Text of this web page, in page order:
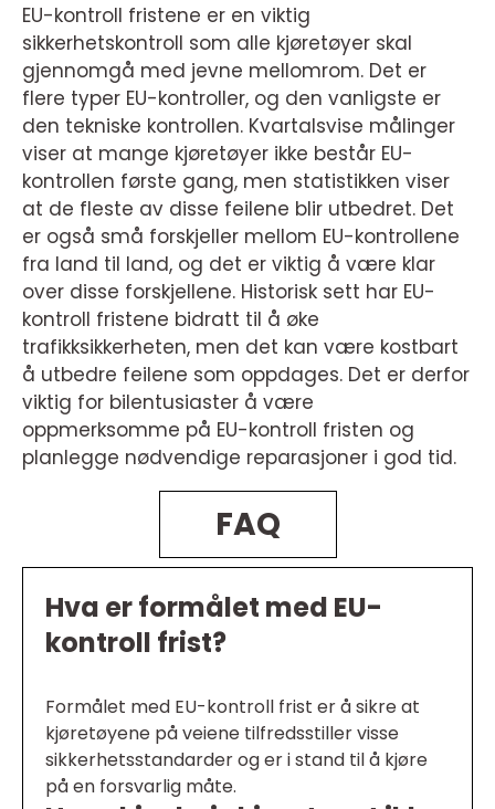
EU-kontroll fristene er en viktig
sikkerhetskontroll som alle kjøretøyer skal
gjennomgå med jevne mellomrom. Det er
flere typer EU-kontroller, og den vanligste er
den tekniske kontrollen. Kvartalsvise målinger
viser at mange kjøretøyer ikke består EU-
kontrollen første gang, men statistikken viser
at de fleste av disse feilene blir utbedret. Det
er også små forskjeller mellom EU-kontrollene
fra land til land, og det er viktig å være klar
over disse forskjellene. Historisk sett har EU-
kontroll fristene bidratt til å øke
trafikksikkerheten, men det kan være kostbart
å utbedre feilene som oppdages. Det er derfor
viktig for bilentusiaster å være
oppmerksomme på EU-kontroll fristen og
planlegge nødvendige reparasjoner i god tid.
FAQ
Hva er formålet med EU-
kontroll frist?
Formålet med EU-kontroll frist er å sikre at
kjøretøyene på veiene tilfredsstiller visse
sikkerhetsstandarder og er i stand til å kjøre
på en forsvarlig måte.